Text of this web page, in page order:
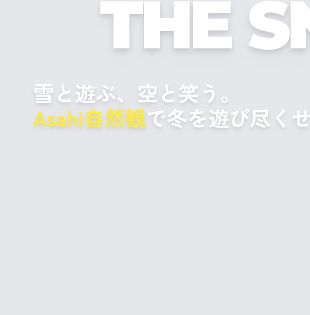
THE
雪と遊ぶ、空と笑う。
Asahi自然観で冬を遊び尽く